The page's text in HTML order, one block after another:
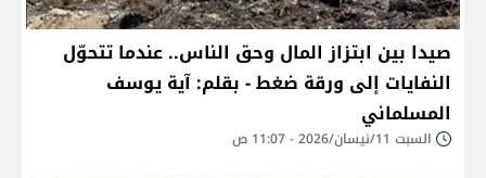
صيدا بين ابتزاز المال وحق الناس.. عندما تتحوّل
النفايات إلى ورقة ضغط - بقلم: آية يوسف
المسلماني
السبت 11/نيسان/2026 - 11:07 ص